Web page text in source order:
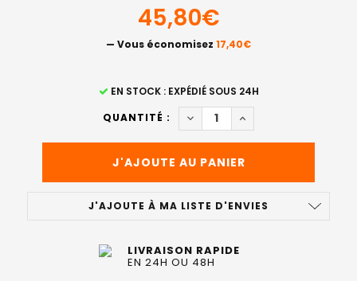
45,80€
— Vous économisez 17,40€
EN STOCK : EXPÉDIÉ SOUS 24H
QUANTITÉ :
DIMINUER LA QUANTITÉ DE
AUGMENTER LA
J'AJOUTE À MA LISTE D'ENVIES
LIVRAISON RAPIDE
EN 24H OU 48H